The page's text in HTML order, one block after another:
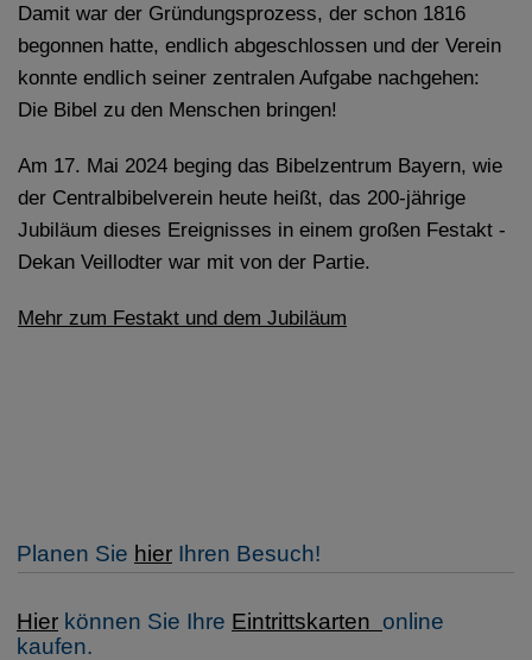
Damit war der Gründungsprozess, der schon 1816
begonnen hatte, endlich abgeschlossen und der Verein
konnte endlich seiner zentralen Aufgabe nachgehen:
Die Bibel zu den Menschen bringen!
Am 17. Mai 2024 beging das Bibelzentrum Bayern, wie
der Centralbibelverein heute heißt, das 200-jährige
Jubiläum dieses Ereignisses in einem großen Festakt -
Dekan Veillodter war mit von der Partie.
Mehr zum Festakt und dem Jubiläum
Planen Sie hier Ihren Besuch!
Hier können Sie Ihre Eintrittskarten online
kaufen.